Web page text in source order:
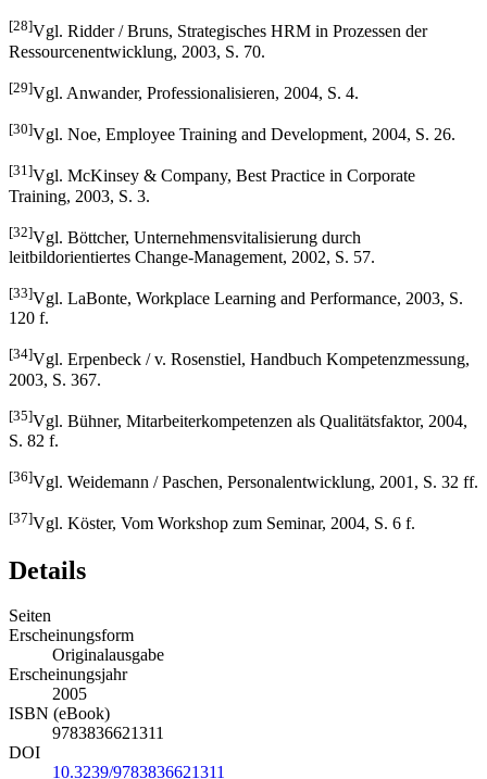
[28]Vgl. Ridder / Bruns, Strategisches HRM in Prozessen der
Ressourcenentwicklung, 2003, S. 70.
[29]Vgl. Anwander, Professionalisieren, 2004, S. 4.
[30]Vgl. Noe, Employee Training and Development, 2004, S. 26.
[31]Vgl. McKinsey & Company, Best Practice in Corporate
Training, 2003, S. 3.
[32]Vgl. Böttcher, Unternehmensvitalisierung durch
leitbildorientiertes Change-Management, 2002, S. 57.
[33]Vgl. LaBonte, Workplace Learning and Performance, 2003, S.
120 f.
[34]Vgl. Erpenbeck / v. Rosenstiel, Handbuch Kompetenzmessung,
2003, S. 367.
[35]Vgl. Bühner, Mitarbeiterkompetenzen als Qualitätsfaktor, 2004,
S. 82 f.
[36]Vgl. Weidemann / Paschen, Personalentwicklung, 2001, S. 32 ff.
[37]Vgl. Köster, Vom Workshop zum Seminar, 2004, S. 6 f.
Details
Seiten
Erscheinungsform
Originalausgabe
Erscheinungsjahr
2005
ISBN (eBook)
9783836621311
DOI
10.3239/9783836621311